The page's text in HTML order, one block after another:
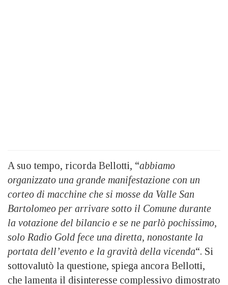
A suo tempo, ricorda Bellotti, “abbiamo
organizzato una grande manifestazione con un
corteo di macchine che si mosse da Valle San
Bartolomeo per arrivare sotto il Comune durante
la votazione del bilancio e se ne parlò pochissimo,
solo Radio Gold fece una diretta, nonostante la
portata dell’evento e la gravità della vicenda“. Si
sottovalutò la questione, spiega ancora Bellotti,
che lamenta il disinteresse complessivo dimostrato